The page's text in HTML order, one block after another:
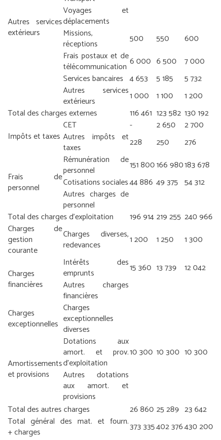
Autres services
extérieurs
Voyages et
déplacements
Missions,
réceptions
500 550
600
Frais postaux et de
télécommunication 6 000 6 500
7 000
Services bancaires 4 653 5 185
5 732
Autres services
extérieurs
1 000 1 100
1 200
Total des charges externes
116 461 123 582 130 192
Impôts et taxes
CET - 2 650
2 700
Autres impôts et
taxes
228 250 276
Frais de
personnel
Rémunération de
personnel
151 800166 980183 678
Cotisations sociales44 886 49 375 54 312
Autres charges de
personnel
Total des charges d’exploitation
196 914219 255 240 966
Charges de
gestion
courante
Charges diverses,
redevances
1 200 1 250 1 300
Charges
financières
Intérêts des
emprunts
15 360 13 739
12 042
Autres charges
financières
Charges
exceptionnelles
Charges
exceptionnelles
diverses
Amortissements
et provisions
Dotations aux
amort. et prov.
d’exploitation
10 300 10 300 10 300
Autres dotations
aux amort. et
provisions
Total des autres charges
26 860 25 289 23 642
Total général des mat. et fourn.
+ charges
373 335402 376430 200